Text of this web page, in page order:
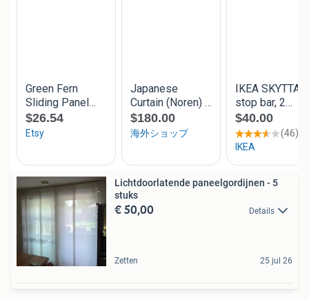
Lichtdoorlatende paneelgordijnen - 5
stuks
€ 50,00 Details
Zetten 25 jul 26